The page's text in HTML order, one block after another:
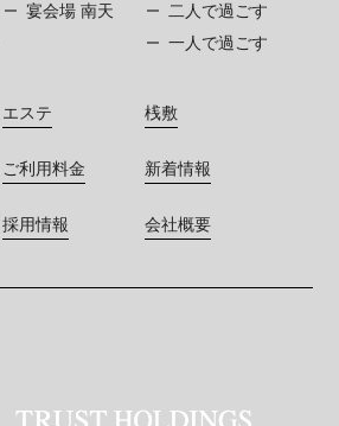
宴会場 南天
二人で過ごす
一人で過ごす
エステ 桟敷
ご利用料金 新着情報
採用情報 会社概要